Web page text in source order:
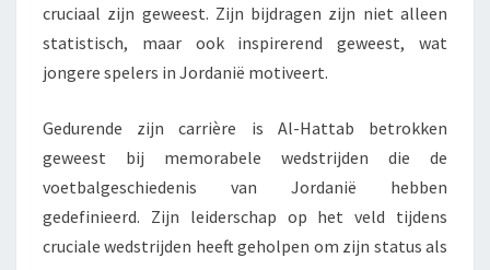
cruciaal zijn geweest. Zijn bijdragen zijn niet alleen
statistisch, maar ook inspirerend geweest, wat
jongere spelers in Jordanië motiveert.
Gedurende zijn carrière is Al-Hattab betrokken
geweest bij memorabele wedstrijden die de
voetbalgeschiedenis van Jordanië hebben
gedefinieerd. Zijn leiderschap op het veld tijdens
cruciale wedstrijden heeft geholpen om zijn status als